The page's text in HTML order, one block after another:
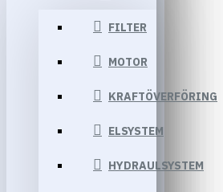
FILTER
MOTOR
KRAFTÖVERFÖRING
ELSYSTEM
HYDRAULSYSTEM